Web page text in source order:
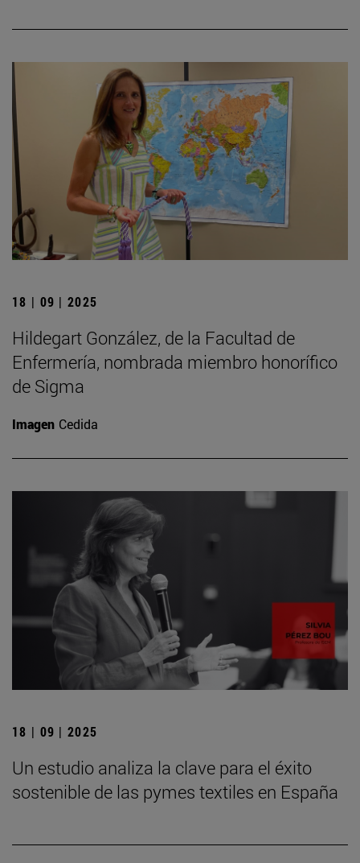
18 | 09 | 2025
Hildegart González, de la Facultad de
Enfermería, nombrada miembro honorífico
de Sigma
Imagen Cedida
18 | 09 | 2025
Un estudio analiza la clave para el éxito
sostenible de las pymes textiles en España